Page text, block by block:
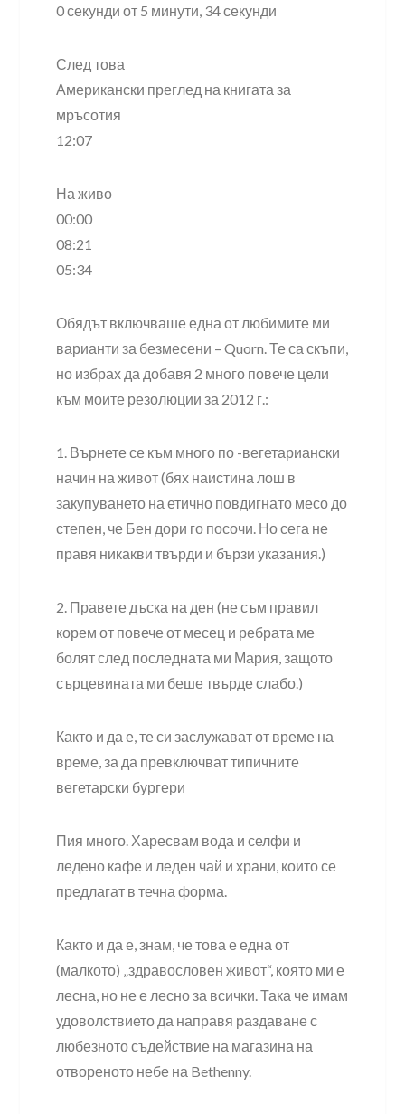
0 секунди от 5 минути, 34 секунди
След това
Американски преглед на книгата за
мръсотия
12:07
На живо
00:00
08:21
05:34
Обядът включваше една от любимите ми
варианти за безмесени – Quorn. Те са скъпи,
но избрах да добавя 2 много повече цели
към моите резолюции за 2012 г.:
1. Върнете се към много по -вегетариански
начин на живот (бях наистина лош в
закупуването на етично повдигнато месо до
степен, че Бен дори го посочи. Но сега не
правя никакви твърди и бързи указания.)
2. Правете дъска на ден (не съм правил
корем от повече от месец и ребрата ме
болят след последната ми Мария, защото
сърцевината ми беше твърде слабо.)
Както и да е, те си заслужават от време на
време, за да превключват типичните
вегетарски бургери
Пия много. Харесвам вода и селфи и
ледено кафе и леден чай и храни, които се
предлагат в течна форма.
Както и да е, знам, че това е една от
(малкото) „здравословен живот“, която ми е
лесна, но не е лесно за всички. Така че имам
удоволствието да направя раздаване с
любезното съдействие на магазина на
отвореното небе на Bethenny.